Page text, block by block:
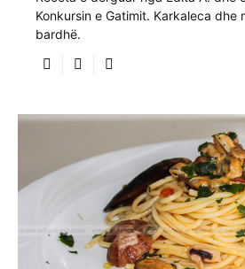
Konkursin e Gatimit. Karkaleca dhe
bardhë.